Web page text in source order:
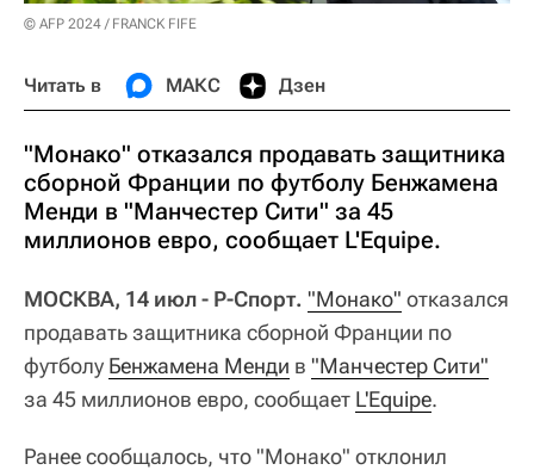
© AFP 2024 / FRANCK FIFE
Читать в МАКС Дзен
"Монако" отказался продавать защитника
сборной Франции по футболу Бенжамена
Менди в "Манчестер Сити" за 45
миллионов евро, сообщает L'Equipe.
МОСКВА, 14 июл - Р-Спорт. "Монако" отказался
продавать защитника сборной Франции по
футболу Бенжамена Менди в "Манчестер Сити"
за 45 миллионов евро, сообщает L'Equipe.
Ранее сообщалось, что "Монако" отклонил